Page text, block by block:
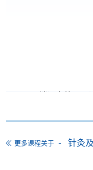
支票或缴费灵（只
到支付款项时使用
更多课程关于 针灸